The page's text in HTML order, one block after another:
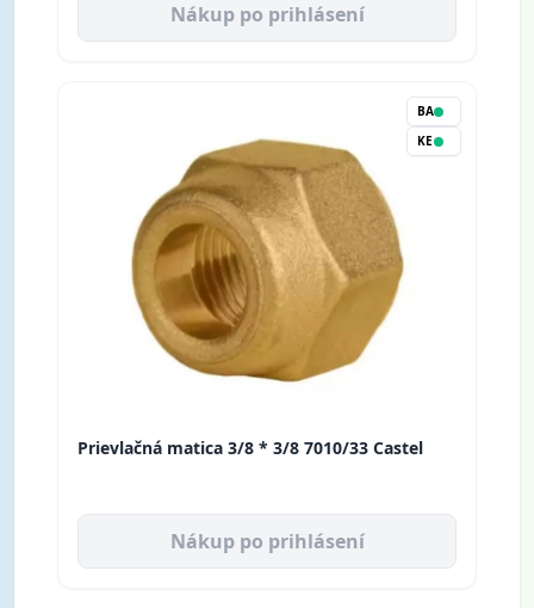
Nákup po prihlásení
BA
KE
Prievlačná matica 3/8 * 3/8 7010/33 Castel
Nákup po prihlásení